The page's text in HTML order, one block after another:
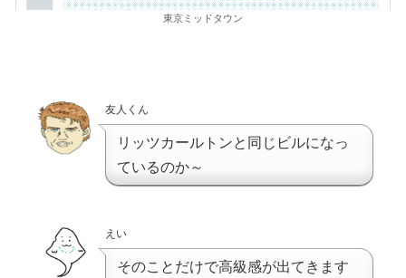
東京ミッドタウン
友人くん
リッツカールトンと同じビルになっ
ているのか～
えい
そのことだけで高級感が出てきます